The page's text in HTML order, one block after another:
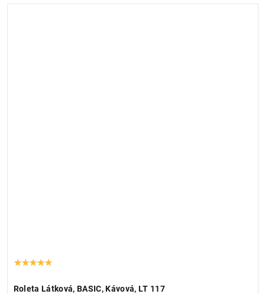
Roleta Látková, BASIC, Kávová, LT 117